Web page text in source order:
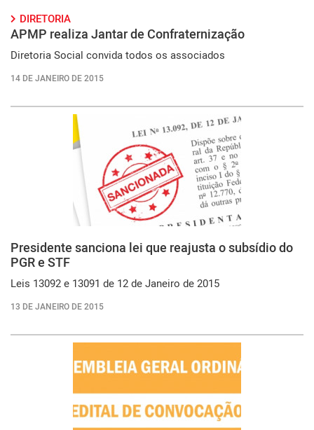
DIRETORIA
APMP realiza Jantar de Confraternização
Diretoria Social convida todos os associados
14 DE JANEIRO DE 2015
Presidente sanciona lei que reajusta o subsídio do
PGR e STF
Leis 13092 e 13091 de 12 de Janeiro de 2015
13 DE JANEIRO DE 2015